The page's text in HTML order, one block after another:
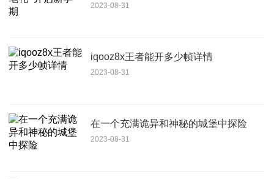
2023-08-31
iqooz8x王者能开多少帧详情
2023-08-31
在一个充满诡异和神秘的城堡中探险
2023-08-31